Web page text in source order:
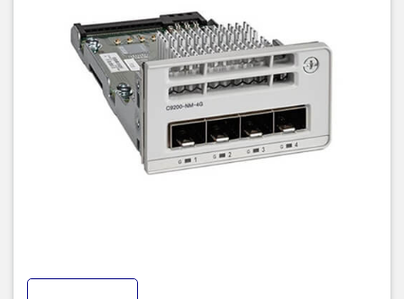
Tốc độ đường truyền trên mỗi cổng, với xử lý lưu lượng một luồng
Tốc độ được tự động đàm phán tùy thuộc vào quang học được
Bảng dưới đây thể hiện tài liệu mô tả của sản phẩmC9200-NM-
| Catalyst 9200 4 x 1G Network Module
Bảng 1: Thông số kỹ thuật chi tiết của C9200-NM-4G